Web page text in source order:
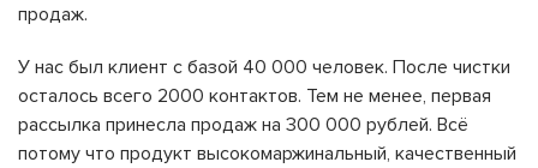
продаж.
У нас был клиент с базой 40 000 человек. После чистки
осталось всего 2000 контактов. Тем не менее, первая
рассылка принесла продаж на 300 000 рублей. Всё
потому что продукт высокомаржинальный, качественный